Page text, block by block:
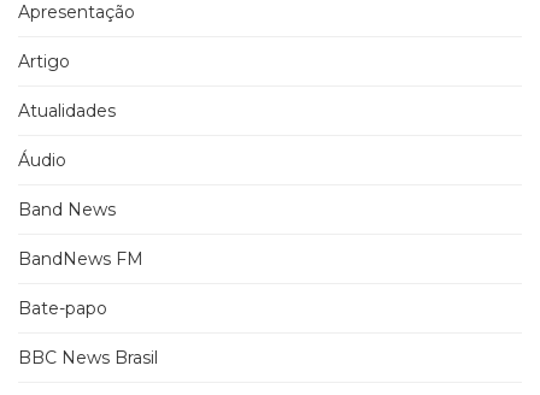
Apresentação
Artigo
Atualidades
Áudio
Band News
BandNews FM
Bate-papo
BBC News Brasil